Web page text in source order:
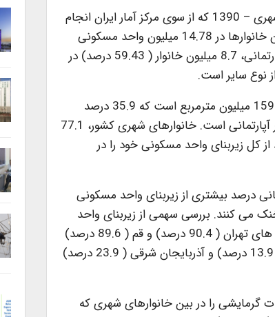
به گزارش تاسیسات نیوز، آمارگیری از مصرف حاملهای انرژی در بخش خانوار در نقاط شهری – 1390 که از سوی مرکز آمار ایران انجام
شده است نشان می دهد، که تعداد خانوارهای شهری کشور 15.41 میلیون بوده که این خانوارها در 14.78 میلیون واحد مسکونی
زندگی می کنند. همچنین 5.9 میلیون خانوار ( 40.53 درصد) در واحدهای مسکونی آپارتمانی، 8.7 میلیون خانوار ( 59.43 درصد) در
مجموع کل زیربنای واحدهای مسکونی معمولی شهری (آپارتمانی و غیرآپارتمانی)، 1596.3 میلیون مترمربع است که 35.9 درصد
متعلق به واحدهای مسکونی آپارتمانی و 64.1 درصد متعلق به واحدهای مسکونی غیر آپارتمانی است. خانوارهای شهری کشور، 77.1
واحدهای مسکونی خود را در ماههای سرد سال، گرم و 67.7 درصد از کل زیربنای واحد مسکونی خود را در
درصد بیشتری از زیربنای واحد مسکونی
می کنند. بررسی سهمی از زیربنای واحد
مسکونی معمولی (آپارتمانی و غیرآپارتمانی) که خنک می شود نشان می دهد ، استان های تهران ( 90.4 درصد) و قم ( 89.6 درصد)
زیربنای بیشتری را نسبت به سایر استان ها، خنک میکنند. همچنین استانهای اردبیل ( 13.9 درصد) و آذربایجان شرقی ( 23.9 درصد)
ای از وسایل و امکانات گرمایشی را در بین خانوارهای شهری که